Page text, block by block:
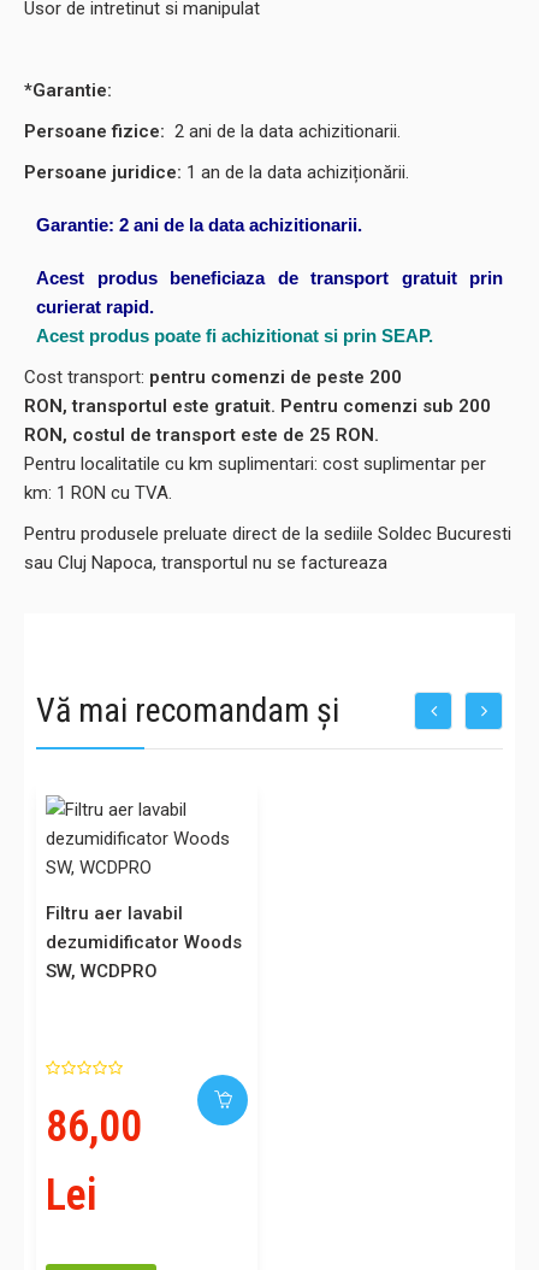
Usor de intretinut si manipulat
*Garantie:
Persoane fizice: 2 ani de la data achizitionarii.
Persoane juridice: 1 an de la data achiziționării.
Garantie: 2 ani de la data achizitionarii.
Acest produs beneficiaza de transport gratuit prin
curierat rapid.
Acest produs poate fi achizitionat si prin SEAP.
Cost transport: pentru comenzi de peste 200
RON, transportul este gratuit. Pentru comenzi sub 200
RON, costul de transport este de 25 RON.
Pentru localitatile cu km suplimentari: cost suplimentar per
km: 1 RON cu TVA.
Pentru produsele preluate direct de la sediile Soldec Bucuresti
sau Cluj Napoca, transportul nu se factureaza
Vă mai recomandam și
Filtru aer lavabil
dezumidificator Woods
SW, WCDPRO
86,00
Lei